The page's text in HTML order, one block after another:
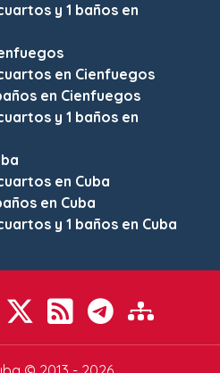
y 1 baños en
en Cienfuegos
en Cienfuegos
y 1 baños en
en Cuba
en Cuba
y 1 baños en Cuba